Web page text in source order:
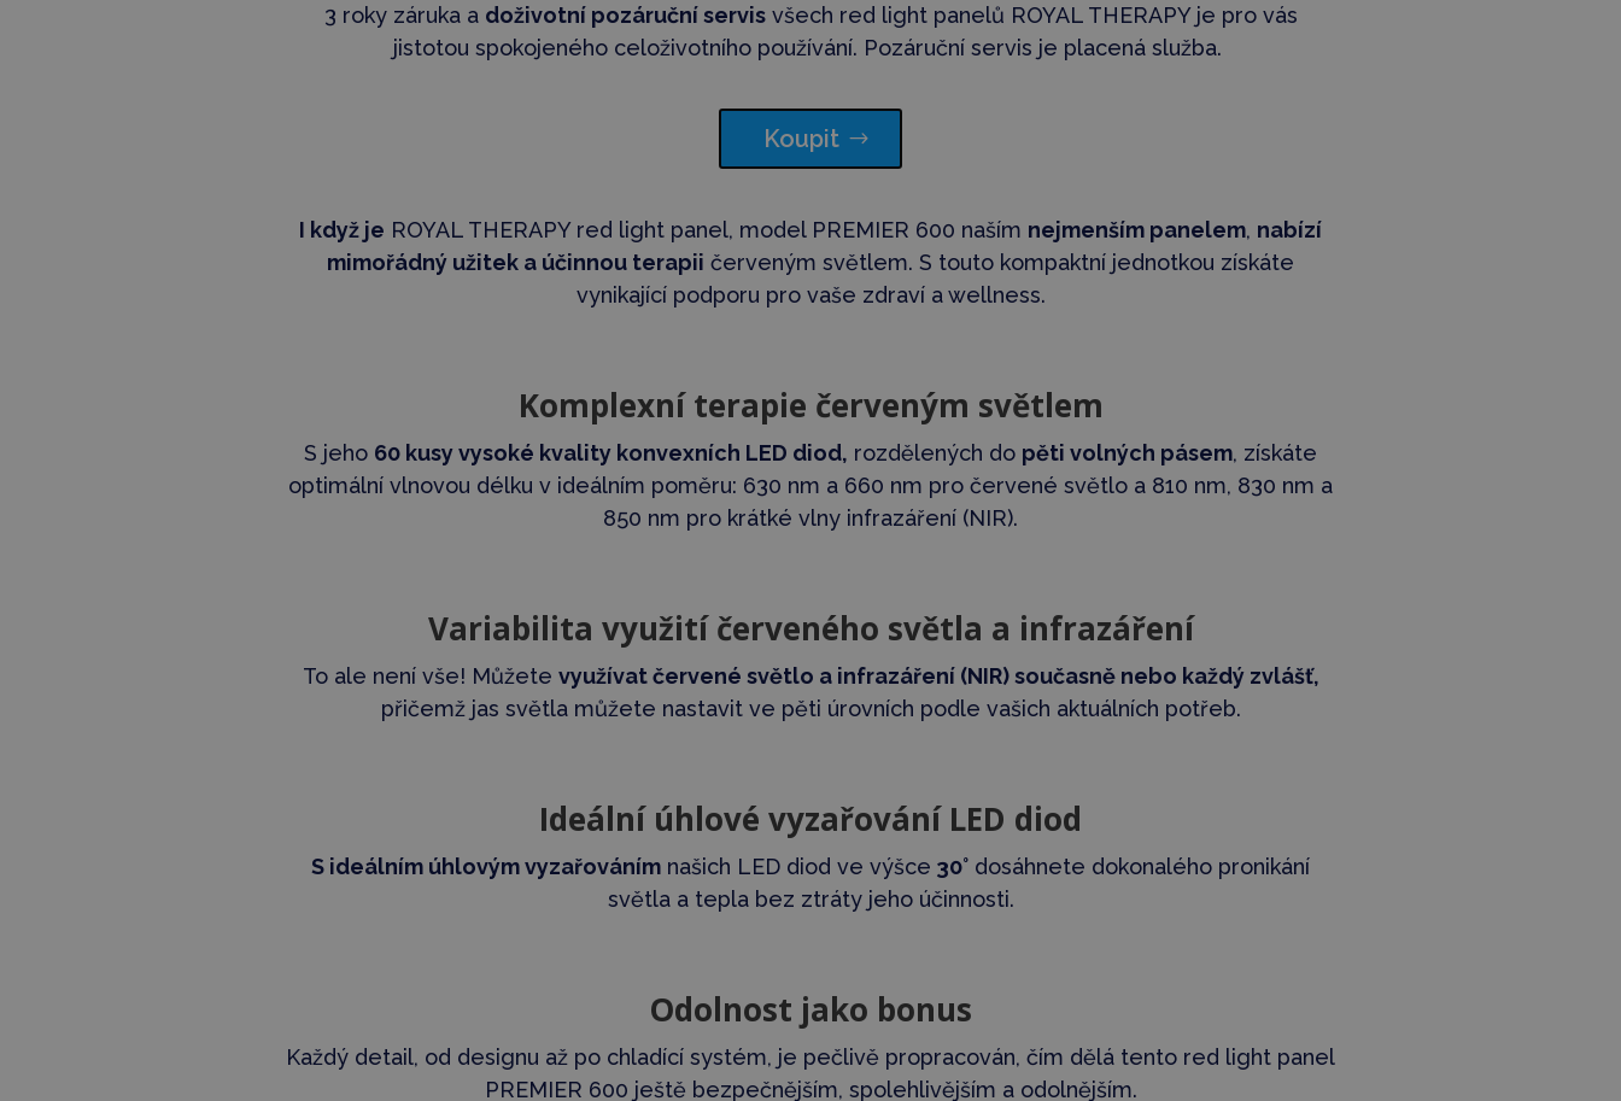
3 roky záruka a doživotní pozáruční servisvšech red light panelů ROYAL THERAPY je pro vás
jistotou spokojeného celoživotního používání. Pozáruční servis je placená služba.
Koupit
I když je ROYAL THERAPY red light panel, model PREMIER 600 naším nejmenším panelem, nabízí
mimořádný užitek a účinnou terapii červeným světlem. S touto kompaktní jednotkou získáte
vynikající podporu pro vaše zdraví a wellness.
Komplexníterapie červeným světlem
S jeho 60 kusy vysoké kvality konvexních LED diod, rozdělených do pěti volných pásem, získáte
optimální vlnovou délku v ideálním poměru: 630 nm a 660 nm pro červené světlo a 810 nm, 830 nm a
850 nm pro krátké vlny infrazáření (NIR).
Variabilita využití červeného světla a infrazáření
To ale není vše! Můžete využívat červené světlo a infrazáření (NIR) současně nebo každý zvlášť,
přičemž jas světla můžete nastavit ve pěti úrovních podle vašich aktuálních potřeb.
Ideální úhlové vyzařování LED diod
S ideálním úhlovým vyzařováním našich LED diod ve výšce 30° dosáhnete dokonalého pronikání
světla a tepla bez ztráty jeho účinnosti.
Odolnost jako bonus
Každý detail, od designu až po chladící systém, je pečlivě propracován, čím dělá tento red light panel
PREMIER 600 ještě bezpečnějším, spolehlivějším a odolnějším.